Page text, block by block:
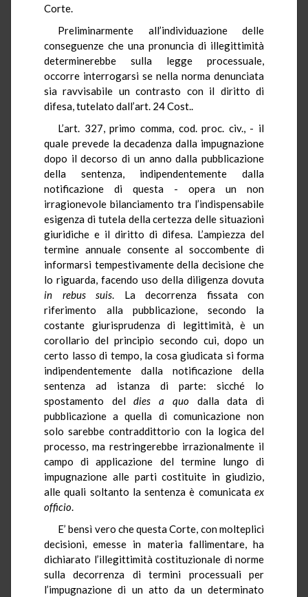
Corte.
Preliminarmente all’individuazione delle
conseguenze che una pronuncia di illegittimità
determinerebbe sulla legge processuale,
occorre interrogarsi se nella norma denunciata
sia ravvisabile un contrasto con il diritto di
difesa, tutelato dall’art. 24 Cost..
L’art. 327, primo comma, cod. proc. civ., - il
quale prevede la decadenza dalla impugnazione
dopo il decorso di un anno dalla pubblicazione
della sentenza, indipendentemente dalla
notificazione di questa - opera un non
irragionevole bilanciamento tra l’indispensabile
esigenza di tutela della certezza delle situazioni
giuridiche e il diritto di difesa. L’ampiezza del
termine annuale consente al soccombente di
informarsi tempestivamente della decisione che
lo riguarda, facendo uso della diligenza dovuta
in rebus suis. La decorrenza fissata con
riferimento alla pubblicazione, secondo la
costante giurisprudenza di legittimità, è un
corollario del principio secondo cui, dopo un
certo lasso di tempo, la cosa giudicata si forma
indipendentemente dalla notificazione della
sentenza ad istanza di parte: sicché lo
spostamento deldies a quodalla data di
pubblicazione a quella di comunicazione non
solo sarebbe contraddittorio con la logica del
processo, ma restringerebbe irrazionalmente il
campo di applicazione del termine lungo di
impugnazione alle parti costituite in giudizio,
alle quali soltanto la sentenza è comunicata ex
officio.
E’ bensì vero che questa Corte, con molteplici
decisioni, emesse in materia fallimentare, ha
dichiarato l’illegittimità costituzionale di norme
sulla decorrenza di termini processuali per
l’impugnazione di un atto da un determinato